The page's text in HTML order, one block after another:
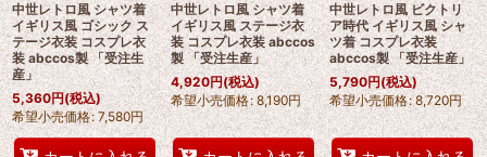
中世レトロ風 シャツ着
イギリス風 ゴシック ス
テージ衣装 コスプレ衣
装 abccos製 「受注生
産」
5,360円(税込)
希望小売価格: 7,580円
中世レトロ風 シャツ着
イギリス風 ステージ衣
装 コスプレ衣装 abccos
製 「受注生産」
4,920円(税込)
希望小売価格: 8,190円
中世レトロ風 ビクトリ
ア時代 イギリス風 シャ
ツ着 コスプレ衣装
abccos製 「受注生産」
5,790円(税込)
希望小売価格: 8,720円